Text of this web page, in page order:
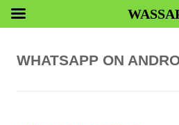
WHATSAPP ON